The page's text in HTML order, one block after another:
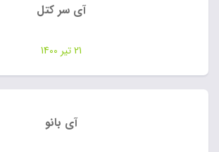
آی سر کتل
21 تیر 1400
آی بانو